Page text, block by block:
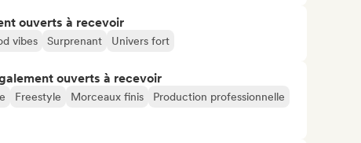
ouverts à recevoir
vibes Surprenant Univers fort
ouverts à recevoir
Freestyle Morceaux finis
Production professionnelle